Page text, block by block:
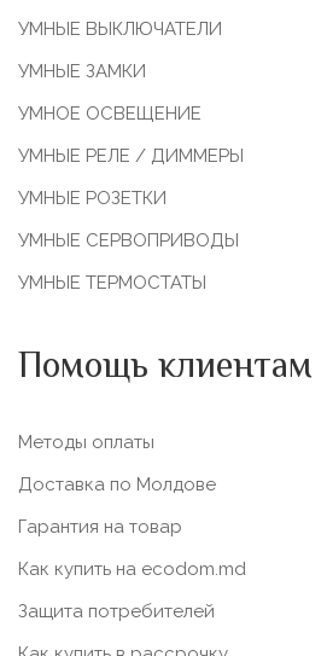
УМНЫЕ ВЫКЛЮЧАТЕЛИ
УМНЫЕ ЗАМКИ
УМНОЕ ОСВЕЩЕНИЕ
УМНЫЕ РЕЛЕ / ДИММЕРЫ
УМНЫЕ РОЗЕТКИ
УМНЫЕ СЕРВОПРИВОДЫ
УМНЫЕ ТЕРМОСТАТЫ
Помощь клиентам
Методы оплаты
Доставка по Молдове
Гарантия на товар
Как купить на ecodom.md
Защита потребителей